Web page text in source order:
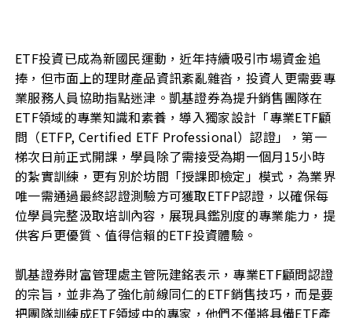
ETF投資已成為新國民運動，近年持續吸引市場資金追
捧，但市面上的理財產品資訊紊亂雜沓，投資人更需要專
業服務人員協助指點迷津。凱基證券為提升銷售團隊在
ETF領域的專業知識和素養，導入獨家設計「專業ETF顧
問（ETFP, Certified ETF Professional）認證」，第一
梯次日前正式開課，學員除了需接受為期一個月15小時
的紮實訓練，更有別於坊間「授課即檢定」模式，為業界
唯一需通過最終認證測驗方可獲取ETFP認證，以確保每
位學員完整汲取培訓內容，展現具鑑別度的專業能力，提
供客戶更優質、值得信賴的ETF投資體驗。
凱基證券財富管理處主管阮建銘表示，專業ETF顧問認證
的宗旨，並非為了強化前線同仁的ETF銷售技巧，而是要
把團隊訓練成ETF領域中的專家，他們不僅將具備ETF產